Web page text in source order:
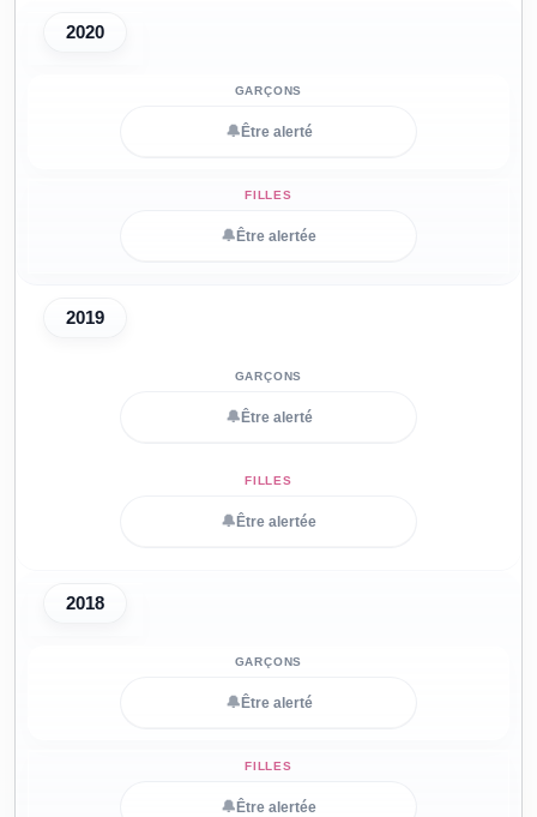
2020
🔔 Être alerté
🔔 Être alertée
2019
🔔 Être alerté
🔔 Être alertée
2018
🔔 Être alerté
🔔 Être alertée